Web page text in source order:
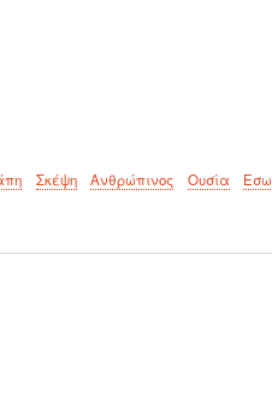
Σκέψη Ανθρώπινος Ουσία